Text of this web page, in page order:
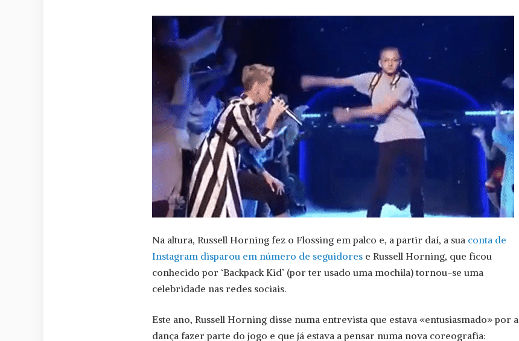
Na altura, Russell Horning fez o Flossing em palco e, a partir daí, a sua conta de
Instagram disparou em número de seguidores e Russell Horning, que ficou
conhecido por ‘Backpack Kid’ (por ter usado uma mochila) tornou-se uma
celebridade nas redes sociais.
Este ano, Russell Horning disse numa entrevista que estava «entusiasmado» por a
dança fazer parte do jogo e que já estava a pensar numa nova coreografia: